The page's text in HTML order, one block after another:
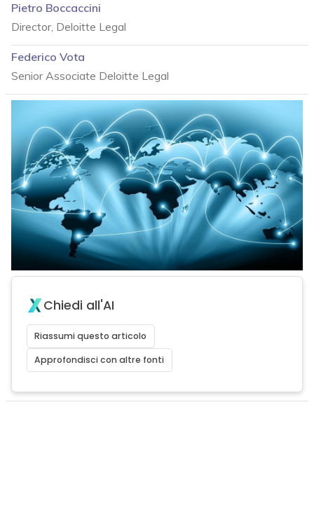
Pietro Boccaccini
Director, Deloitte Legal
Federico Vota
Senior Associate Deloitte Legal
Chiedi all'AI
Riassumi questo articolo
Approfondisci con altre fonti